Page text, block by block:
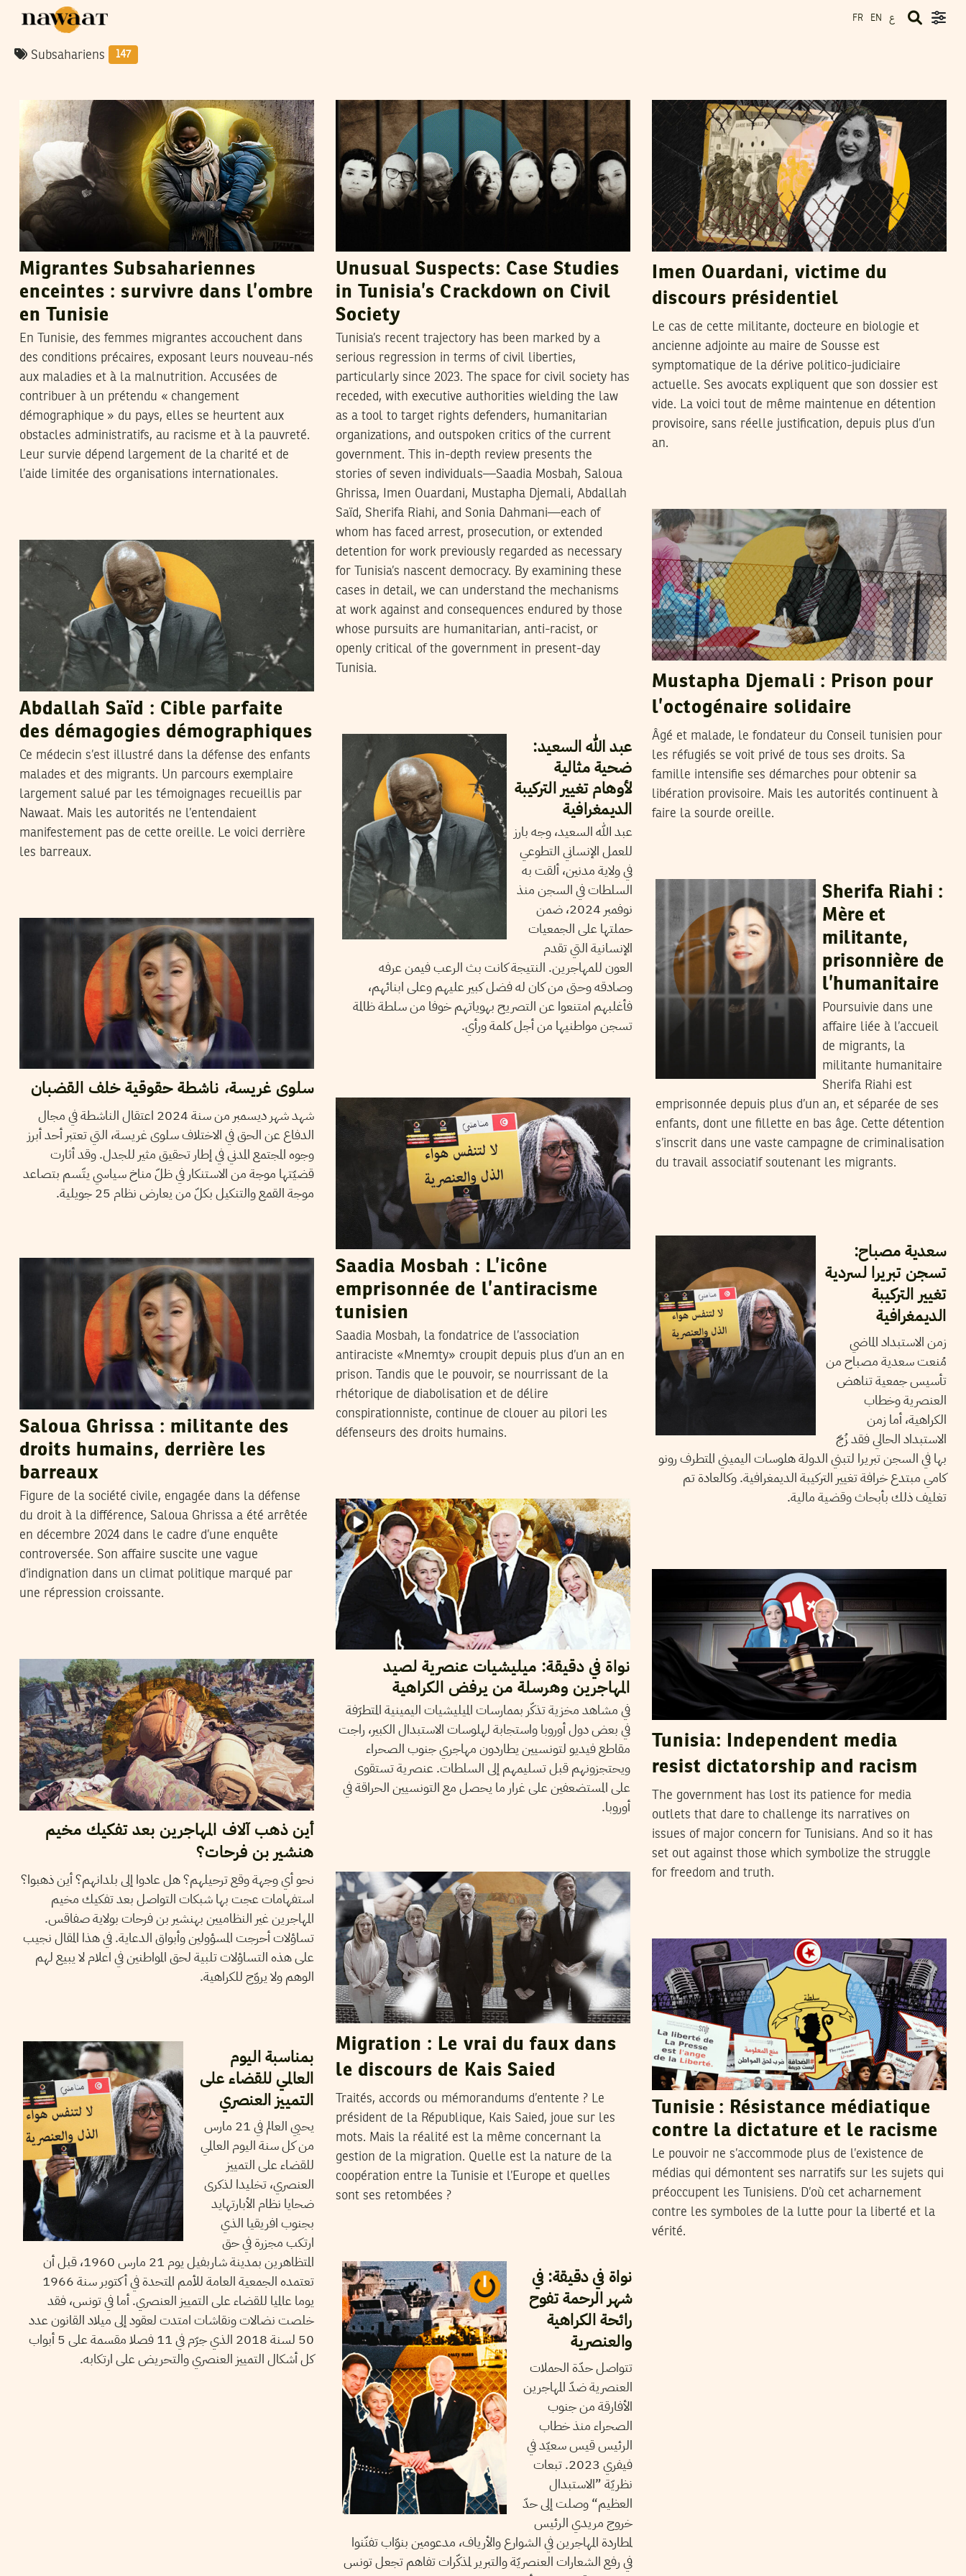
FR EN ع
Subsahariens 147
Migrantes Subsahariennes
enceintes : survivre dans l’ombre
en Tunisie
En Tunisie, des femmes migrantes accouchent dans
des conditions précaires, exposant leurs nouveau-nés
aux maladies et à la malnutrition. Accusées de
contribuer à un prétendu « changement
démographique » du pays, elles se heurtent aux
obstacles administratifs, au racisme et à la pauvreté.
Leur survie dépend largement de la charité et de
l’aide limitée des organisations internationales.
Unusual Suspects: Case Studies
in Tunisia’s Crackdown on Civil
Society
Tunisia’s recent trajectory has been marked by a
serious regression in terms of civil liberties,
particularly since 2023. The space for civil society has
receded, with executive authorities wielding the law
as a tool to target rights defenders, humanitarian
organizations, and outspoken critics of the current
government. This in-depth review presents the
stories of seven individuals—Saadia Mosbah, Saloua
Ghrissa, Imen Ouardani, Mustapha Djemali, Abdallah
Saïd, Sherifa Riahi, and Sonia Dahmani—each of
whom has faced arrest, prosecution, or extended
detention for work previously regarded as necessary
for Tunisia’s nascent democracy. By examining these
cases in detail, we can understand the mechanisms
at work against and consequences endured by those
whose pursuits are humanitarian, anti-racist, or
openly critical of the government in present-day
Tunisia.
Imen Ouardani, victime du
discours présidentiel
Le cas de cette militante, docteure en biologie et
ancienne adjointe au maire de Sousse est
symptomatique de la dérive politico-judiciaire
actuelle. Ses avocats expliquent que son dossier est
vide. La voici tout de même maintenue en détention
provisoire, sans réelle justification, depuis plus d’un
an.
Mustapha Djemali : Prison pour
l’octogénaire solidaire
Âgé et malade, le fondateur du Conseil tunisien pour
les réfugiés se voit privé de tous ses droits. Sa
famille intensifie ses démarches pour obtenir sa
libération provisoire. Mais les autorités continuent à
faire la sourde oreille.
Abdallah Saïd : Cible parfaite
des démagogies démographiques
Ce médecin s’est illustré dans la défense des enfants
malades et des migrants. Un parcours exemplaire
largement salué par les témoignages recueillis par
Nawaat. Mais les autorités ne l’entendaient
manifestement pas de cette oreille. Le voici derrière
les barreaux.
عبد الله السعيد:
ضحية مثالية
لأوهام تغيير التركيبة
الديمغرافية
عبد الله السعيد، وجه بارز
للعمل الإنساني التطوعي
في ولاية مدنين، ألقت به
السلطات في السجن منذ
نوفمبر 2024، ضمن
حملتها على الجمعيات
الإنسانية التي تقدم
العون للمهاجرين. النتيجة كانت بث الرعب فيمن عرفه
وصادقه وحتى من كان له فضل كبير عليهم وعلى ابنائهم،
فأغلبهم امتنعوا عن التصريح بهوياتهم خوفا من سلطة ظالمة
تسجن مواطنيها من أجل كلمة ورأي.
Sherifa Riahi :
Mère et
militante,
prisonnière de
l’humanitaire
Poursuivie dans une
affaire liée à l’accueil
de migrants, la
militante humanitaire
Sherifa Riahi est
emprisonnée depuis plus d’un an, et séparée de ses
enfants, dont une fillette en bas âge. Cette détention
s’inscrit dans une vaste campagne de criminalisation
du travail associatif soutenant les migrants.
سلوى غريسة، ناشطة حقوقية خلف القضبان
شهد شهر ديسمبر من سنة 2024 اعتقال الناشطة في مجال
الدفاع عن الحق في الاختلاف سلوى غريسة، التي تعتبر أحد أبرز
وجوه المجتمع المدني في إطار تحقيق مثير للجدل. وقد أثارت
قضيّتها موجة من الاستنكار في ظلّ مناخ سياسي يتّسم بتصاعد
موجة القمع والتنكيل بكلّ من يعارض نظام 25 جويلية.
Saadia Mosbah : L’icône
emprisonnée de l’antiracisme
tunisien
Saadia Mosbah, la fondatrice de l’association
antiraciste «Mnemty» croupit depuis plus d’un an en
prison. Tandis que le pouvoir, se nourrissant de la
rhétorique de diabolisation et de délire
conspirationniste, continue de clouer au pilori les
défenseurs des droits humains.
سعدية مصباح:
تسجن تبريرا لسردية
تغيير التركيبة
الديمغرافية
زمن الاستبداد الماضي
مُنعت سعدية مصباح من
تأسيس جمعية تناهض
العنصرية وخطاب
الكراهية، أما زمن
الاستبداد الحالي فقد زُجّ
بها في السجن تبريرا لتبني الدولة هلوسات اليميني المتطرف رونو
كامي مبتدع خرافة تغيير التركيبة الديمغرافية. وكالعادة تم
تغليف ذلك بأبحاث وقضية مالية.
Saloua Ghrissa : militante des
droits humains, derrière les
barreaux
Figure de la société civile, engagée dans la défense
du droit à la différence, Saloua Ghrissa a été arrêtée
en décembre 2024 dans le cadre d’une enquête
controversée. Son affaire suscite une vague
d’indignation dans un climat politique marqué par
une répression croissante.
نواة في دقيقة: ميليشيات عنصرية لصيد
المهاجرين وهرسلة من يرفض الكراهية
في مشاهد مخزية تذكّر بممارسات الميليشيات اليمينية المتطرّفة
في بعض دول أوروبا واستجابة لهلوسات الاستبدال الكبير، راجت
مقاطع فيديو لتونسيين يطاردون مهاجري جنوب الصحراء
ويحتجزونهم قبل تسليمهم إلى السلطات. عنصرية تستقوى
على المستضعفين على غرار ما يحصل مع التونسيين الحراقة في
أوروبا.
Tunisia: Independent media
resist dictatorship and racism
The government has lost its patience for media
outlets that dare to challenge its narratives on
issues of major concern for Tunisians. And so it has
set out against those which symbolize the struggle
for freedom and truth.
أين ذهب آلاف المهاجرين بعد تفكيك مخيم
هنشير بن فرحات؟
نحو أي وجهة وقع ترحيلهم؟ هل عادوا إلى بلدانهم؟ أين ذهبوا؟
استفهامات عجت بها شبكات التواصل بعد تفكيك مخيم
المهاجرين غير النظاميين بهنشير بن فرحات بولاية صفاقس.
تساؤلات أحرجت المسؤولين وأبواق الدعاية. في هذا المقال نجيب
على هذه التساؤلات تلبية لحق المواطنين في اعلام لا يبيع لهم
الوهم ولا يروّج للكراهية.
Migration : Le vrai du faux dans
le discours de Kais Saied
Traités, accords ou mémorandums d’entente ? Le
président de la République, Kais Saied, joue sur les
mots. Mais la réalité est la même concernant la
gestion de la migration. Quelle est la nature de la
coopération entre la Tunisie et l’Europe et quelles
sont ses retombées ?
Tunisie : Résistance médiatique
contre la dictature et le racisme
Le pouvoir ne s’accommode plus de l’existence de
médias qui démontent ses narratifs sur les sujets qui
préoccupent les Tunisiens. D’où cet acharnement
contre les symboles de la lutte pour la liberté et la
vérité.
بمناسبة اليوم
العالمي للقضاء على
التمييز العنصري
يحيي العالم في 21 مارس
من كل سنة اليوم العالمي
للقضاء على التمييز
العنصري، تخليدا لذكرى
ضحايا نظام الأبارتهايد
بجنوب افريقيا الذي
ارتكب مجزرة في حق
المتظاهرين بمدينة شاربفيل يوم 21 مارس 1960، قبل أن
تعتمده الجمعية العامة للأمم المتحدة في أكتوبر سنة 1966
يوما عالميا للقضاء على التمييز العنصري. أما في تونس، فقد
خلصت نضالات ونقاشات امتدت لعقود إلى ميلاد القانون عدد
50 لسنة 2018 الذي جرّم في 11 فصلا مقسمة على 5 أبواب
كل أشكال التمييز العنصري والتحريض على ارتكابه.
نواة في دقيقة: في
شهر الرحمة تفوح
رائحة الكراهية
والعنصرية
تتواصل حدّة الحملات
العنصرية ضدّ المهاجرين
الأفارقة من جنوب
الصحراء منذ خطاب
الرئيس قيس سعيّد في
فيفري 2023. تبعات
نظريّة ”الاستبدال
العظيم“ وصلت إلى حدّ
خروج مريدي الرئيس
لمطاردة المهاجرين في الشوارع والأرياف، مدعومين بنوّاب تفنّنوا
في رفع الشعارات العنصريّة والتبرير لمذكّرات تفاهم تجعل تونس